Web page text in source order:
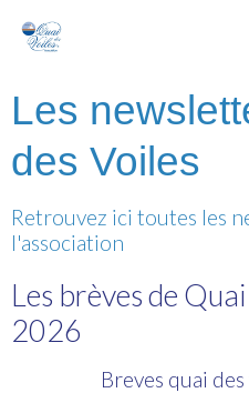
Les
des Voiles
Retrouvez ici toutes les
l'association
Les brèves de
2026
Breves quai